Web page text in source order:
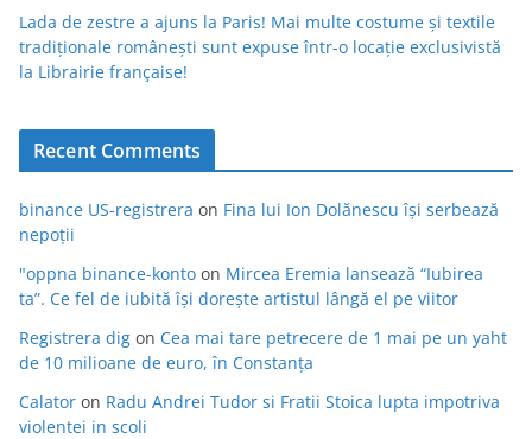
Lada de zestre a ajuns la Paris! Mai multe costume și textile
tradiționale românești sunt expuse într-o locație exclusivistă
la Librairie française!
Recent Comments
binance US-registrera on Fina lui Ion Dolănescu își serbează
nepoții
"oppna binance-konto on Mircea Eremia lansează “Iubirea
ta”. Ce fel de iubită își dorește artistul lângă el pe viitor
Registrera dig on Cea mai tare petrecere de 1 mai pe un yaht
de 10 milioane de euro, în Constanța
Calator on Radu Andrei Tudor si Fratii Stoica lupta impotriva
violentei in scoli